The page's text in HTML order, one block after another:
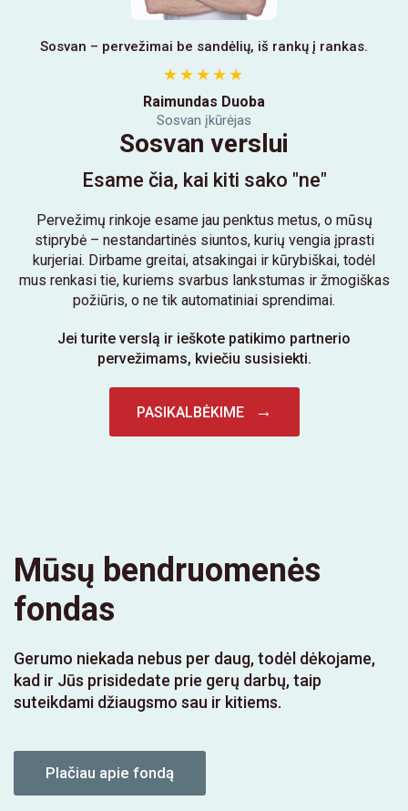
Sosvan verslui
Esame čia, kai kiti sako "ne"
Pervežimų rinkoje esame jau penktus metus, o mūsų
stiprybė – nestandartinės siuntos, kurių vengia įprasti
kurjeriai. Dirbame greitai, atsakingai ir kūrybiškai, todėl
mus renkasi tie, kuriems svarbus lankstumas ir žmogiškas
požiūris, o ne tik automatiniai sprendimai.
Jei turite verslą ir ieškote patikimo partnerio
pervežimams, kviečiu susisiekti.
PASIKALBĖKIME →
Sosvan – pervežimai be sandėlių, iš rankų į rankas.
★★★★★
Raimundas Duoba
Sosvan įkūrėjas
Mūsų bendruomenės
fondas
Gerumo niekada nebus per daug, todėl dėkojame,
kad ir Jūs prisidedate prie gerų darbų, taip
suteikdami džiaugsmo sau ir kitiems.
Plačiau apie fondą